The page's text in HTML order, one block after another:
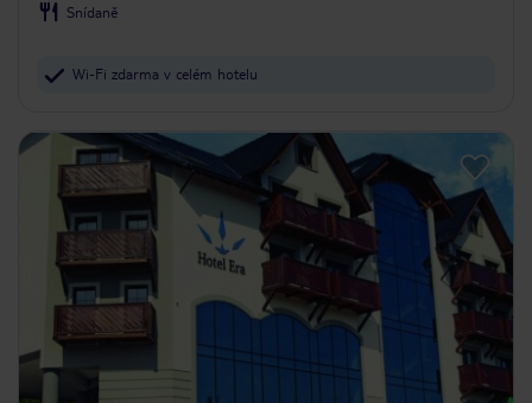
Snídaně
Wi-Fi zdarma v celém hotelu